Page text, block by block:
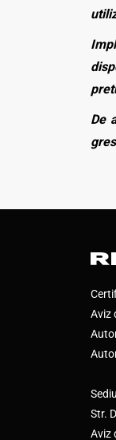
De
Aviz
Str.
Aviz